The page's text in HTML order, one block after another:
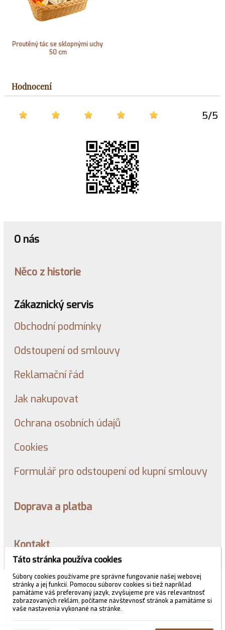
Hodnocení
5/5
Proutěný tác se sklopnými uchy
50 cm
O nás
Něco z historie
Zákaznický servis
Obchodní podmínky
Odstoupení od smlouvy
Reklamační řád
Jak nakupovat
Ochrana osobních údajů
Cookies
Formulář pro odstoupení od kupní smlouvy
Doprava a platba
Kontakt
© 2026 WEXBO |www.wexbo.com|Prihlásiť
Táto stránka používa cookies
Súbory cookies používame pre správne fungovanie našej webovej
stránky a jej funkcií. Pomocou súborov cookies si tiež napríklad
pamätáme váš preferovaný jazyk, zvyšujeme pre vás relevantnosť
zobrazovaných reklám, počítame návštevnosť stránok a pamätáme si
vaše nastavenia vykonané na stránke.